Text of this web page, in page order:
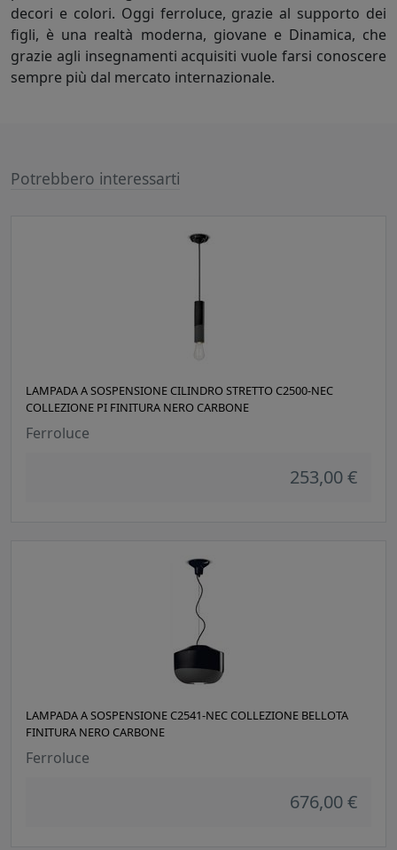
decori e colori. Oggi ferroluce, grazie al supporto dei
figli, è una realtà moderna, giovane e Dinamica, che
grazie agli insegnamenti acquisiti vuole farsi conoscere
sempre più dal mercato internazionale.
Potrebbero interessarti
LAMPADA A SOSPENSIONE CILINDRO STRETTO C2500-NEC
COLLEZIONE PI FINITURA NERO CARBONE
Ferroluce
253,00 €
LAMPADA A SOSPENSIONE C2541-NEC COLLEZIONE BELLOTA
FINITURA NERO CARBONE
Ferroluce
676,00 €